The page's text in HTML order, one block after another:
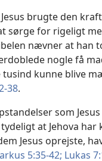
Jesus brugte den
sørge for rigeligt
nævner at han
nogle få
kunne blive
38.
som
at Jehova
Jesus oprejste,
5:35-42; Lukas